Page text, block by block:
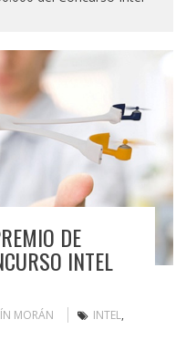
DE
INTEL
MORÁN INTEL,